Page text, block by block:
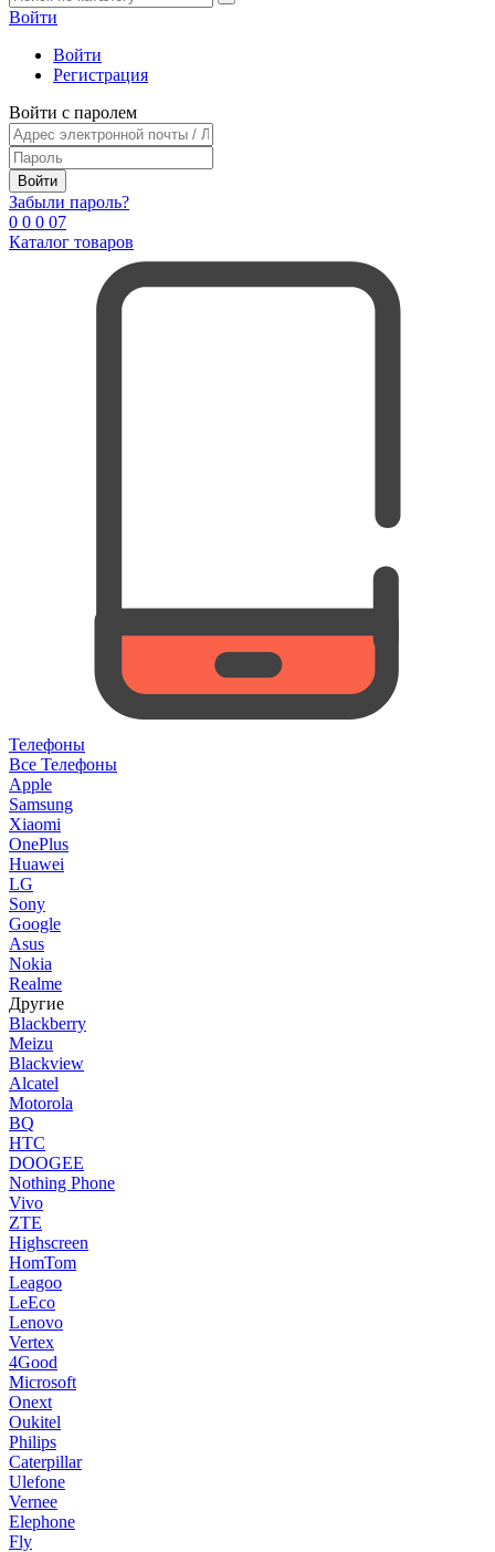
Войти
Войти
Регистрация
Войти с паролем
Войти
Забыли пароль?
0 0 0 07
Каталог товаров
Телефоны
Все Телефоны
Apple
Samsung
Xiaomi
OnePlus
Huawei
LG
Sony
Google
Asus
Nokia
Realme
Другие
Blackberry
Meizu
Blackview
Alcatel
Motorola
BQ
HTC
DOOGEE
Nothing Phone
Vivo
ZTE
Highscreen
HomTom
Leagoo
LeEco
Lenovo
Vertex
4Good
Microsoft
Onext
Oukitel
Philips
Caterpillar
Ulefone
Vernee
Elephone
Fly